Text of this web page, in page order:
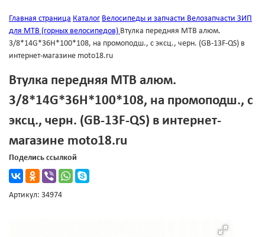
Главная страница Каталог Велосипеды и запчасти Велозапчасти ЗИП
для MTB (горных велосипедов) Втулка передняя МТВ алюм.
3/8*14G*36Н*100*108, на промоподш., с эксц., черн. (GB-13F-QS) в
интернет-магазине moto18.ru
Втулка передняя МТВ алюм.
3/8*14G*36Н*100*108, на промоподш., с
эксц., черн. (GB-13F-QS) в интернет-
магазине moto18.ru
Поделись ссылкой
Артикул: 34974